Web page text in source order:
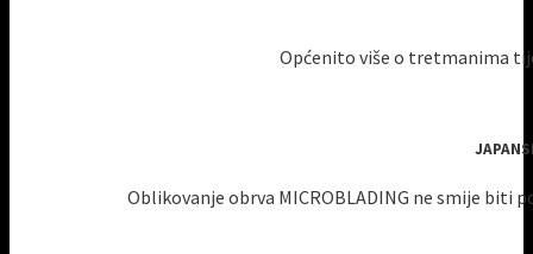
Općenito više o tretmanima
Oblikovanje obrva MICROBLADING ne smije biti